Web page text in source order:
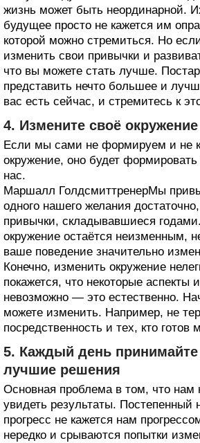
жизнь может быть неординарной.
будущее просто не кажется им
которой можно стремиться. Но
изменить свои привычки и
что вы можете стать лучше.
представить нечто большее и
вас есть сейчас, и стремитесь к
4. Измените своё окружение
Если мы сами не формируем и не
окружение, оно будет формировать
нас.
Маршалл ГолдсмиттренерМы
одного нашего желания
привычки, складывавшиеся
окружение остаётся неизменным,
ваше поведение значительно
Конечно, изменить окружение
покажется, что некоторые аспекты
невозможно — это естественно.
можете изменить. Например, не
посредственность и тех, кто готов
5. Каждый день принимайте
лучшие решения
Основная проблема в том, что нам
увидеть результаты. Постепенный
прогресс не кажется нам
нередко и срываются попытки